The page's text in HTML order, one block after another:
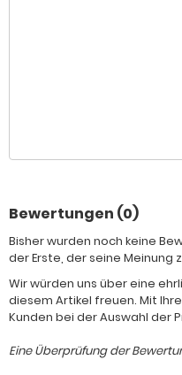
Bewertungen (0)
Bisher wurden noch keine
der Erste, der seine Meinung
Wir würden uns über eine
diesem Artikel freuen. Mit
Kunden bei der Auswahl der
Eine Überprüfung der